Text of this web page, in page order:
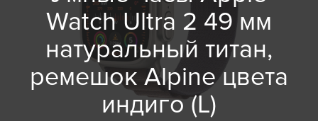
Watch Ultra 2 49 мм
натуральный титан,
ремешок Alpine цвета
индиго (L)